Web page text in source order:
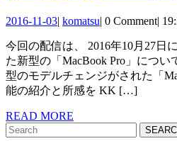
2016-11-032016-
03
| komatsukomatsu
| 0 Comment|
今回の配信は、 2016年10月27日にAppleイベントで紹介され
た新型の「MacBook Pro」につ
型のモデルチェンジがされた「
能の紹介と所感を KK […]
READ MORE
Search